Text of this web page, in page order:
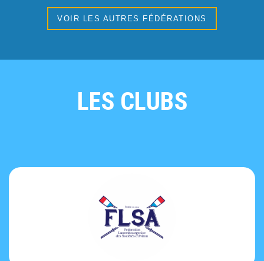
VOIR LES AUTRES FÉDÉRATIONS
LES CLUBS